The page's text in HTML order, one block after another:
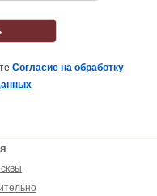
Согласие на обработку